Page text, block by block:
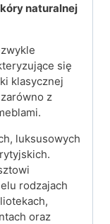
naturalnej
się
klasycznej
z
luksusowych
rodzajach
oraz